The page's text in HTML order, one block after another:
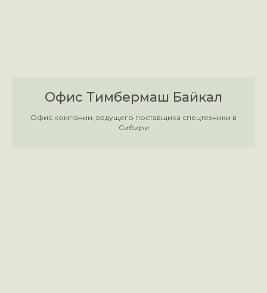
Офис Тимбермаш Байкал
Офис компании, ведущего поставщика спецтехники в
Сибири